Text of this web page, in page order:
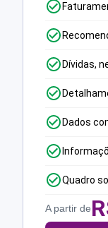
Dívidas,
Dados
Quadro
A partir de